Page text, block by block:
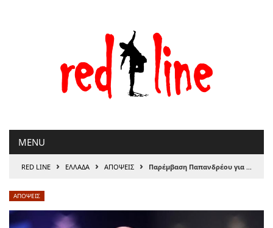
MENU
RED LINE › ΕΛΛΑΔΑ › ΑΠΟΨΕΙΣ › Παρέμβαση Παπανδρέου για τον… Παπανδρέου
ΑΠΟΨΕΙΣ